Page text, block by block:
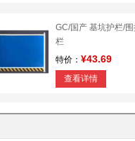
GC/国产 基坑护栏/
栏
特价： ¥43.69
查看详情